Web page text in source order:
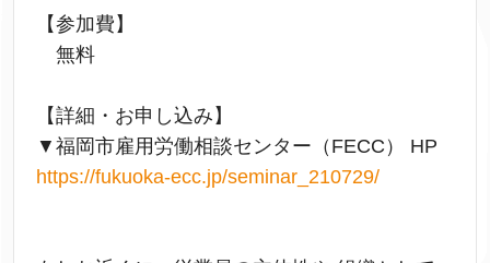
【参加費】
無料
【詳細・お申し込み】
▼福岡市雇用労働相談センター（FECC） HP
https://fukuoka-ecc.jp/seminar_210729/